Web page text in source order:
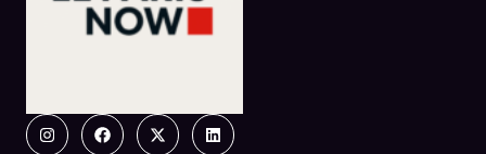
InstagramFacebook
X-
twitter
Linkedin